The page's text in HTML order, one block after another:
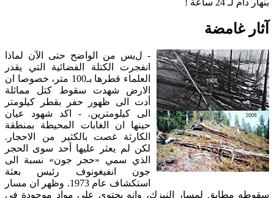
بنهار دام لـ 24 ساعة !
آثار غامضة
- ليس من الواضح حتى الآن لماذا
انفجرت الكتلة الفضائية التي يقدر
العلماء قطرها بـ100 متر، خصوصا ان
الارض شهدت سقوط كتل مماثلة
أدت الى ظهور حفر بقطر كيلومتر
الى كيلومترين. - اكد شهود عيان
حينها ان الغابات المحيطة بمنطقة
الكارثة غصت بالكثير من الاحجار.
لكن لم يعثر عليها أحد سوى الحجر
الذي سمي «حجر جون» نسبة الى
جون انفيغونوف رئيس بعثة
استكشاف عام 1973. وظهر ان مسار
سقوطه مطابق لمسار النيزك، وانه يحتوي على مواد موجودة في